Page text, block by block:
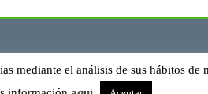
mediante el análisis de sus hábitos de